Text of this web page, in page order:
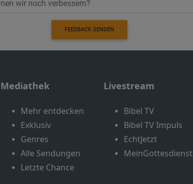
FEEDBACK SENDEN
Mediathek
Mehr entdecken
Exklusiv
Genres
Alle Sendungen
Letzte Chance
Livestream
Bibel TV
Bibel TV Impuls
EchtJetzt
MeinGottesdienst